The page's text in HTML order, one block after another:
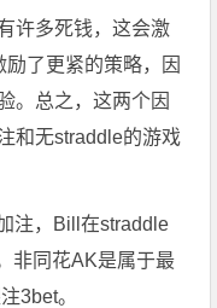
许多死钱，这会激
了更紧的策略，因
。总之，这两个因
和无straddle的游戏
注，Bill在straddle
非同花AK是属于最
3bet。